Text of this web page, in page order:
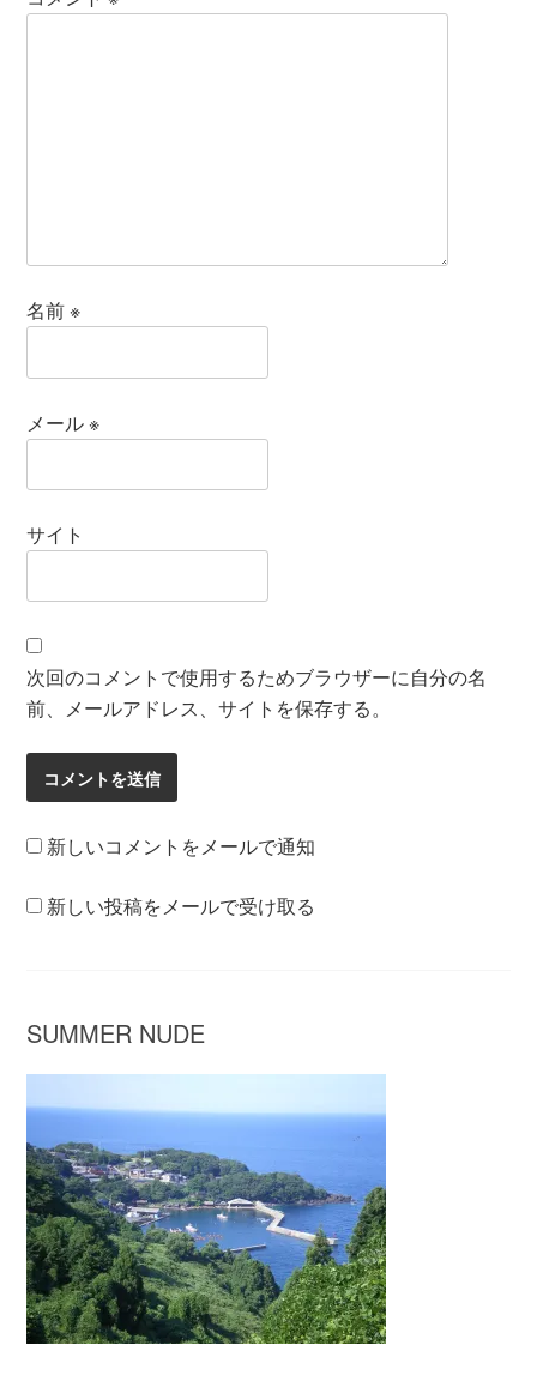
名前※
メール※
サイト
次回のコメントで使用するためブラウザーに自分の名
前、メールアドレス、サイトを保存する。
新しいコメントをメールで通知
新しい投稿をメールで受け取る
SUMMER NUDE